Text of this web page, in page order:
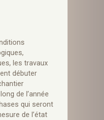
les travaux
débuter
de l’année
qui seront
de l’état